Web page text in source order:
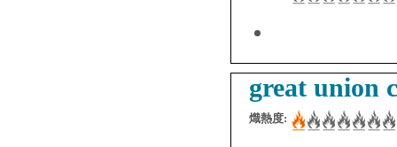
great union
熾熱度: